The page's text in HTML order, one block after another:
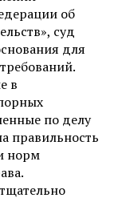
об
суд
для
в
по делу
правильность
норм